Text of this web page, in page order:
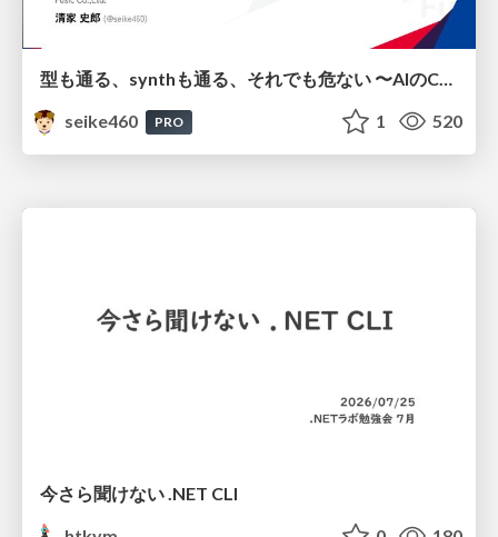
型も通る、synthも通る、それでも危ない 〜AIのCDKの権限とコストを機械で検証する〜 / It Passes Type Checks, It Passes Synth Checks, but It’s Still Risky — Automatically Verifying Permissions and Costs in AI’s CDK —
seike460
PRO 1 520
今さら聞けない .NET CLI